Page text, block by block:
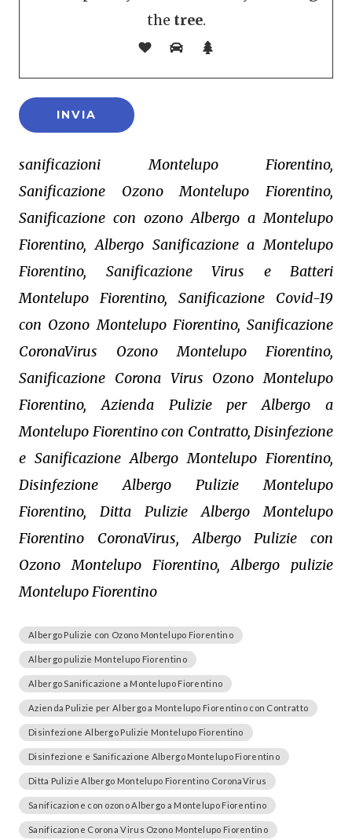
the tree.
sanificazioni Montelupo Fiorentino,
Sanificazione Ozono Montelupo Fiorentino,
Sanificazione con ozono Albergo a Montelupo
Fiorentino, Albergo Sanificazione a Montelupo
Fiorentino, Sanificazione Virus e Batteri
Montelupo Fiorentino, Sanificazione Covid-19
con Ozono Montelupo Fiorentino, Sanificazione
CoronaVirus Ozono Montelupo Fiorentino,
Sanificazione Corona Virus Ozono Montelupo
Fiorentino, Azienda Pulizie per Albergo a
Montelupo Fiorentino con Contratto, Disinfezione
e Sanificazione Albergo Montelupo Fiorentino,
Disinfezione Albergo Pulizie Montelupo
Fiorentino, Ditta Pulizie Albergo Montelupo
Fiorentino CoronaVirus, Albergo Pulizie con
Ozono Montelupo Fiorentino, Albergo pulizie
Montelupo Fiorentino
Albergo Pulizie con Ozono Montelupo Fiorentino
Albergo pulizie Montelupo Fiorentino
Albergo Sanificazione a Montelupo Fiorentino
Azienda Pulizie per Albergo a Montelupo Fiorentino con Contratto
Disinfezione Albergo Pulizie Montelupo Fiorentino
Disinfezione e Sanificazione Albergo Montelupo Fiorentino
Ditta Pulizie Albergo Montelupo Fiorentino CoronaVirus
Sanificazione con ozono Albergo a Montelupo Fiorentino
Sanificazione Corona Virus Ozono Montelupo Fiorentino